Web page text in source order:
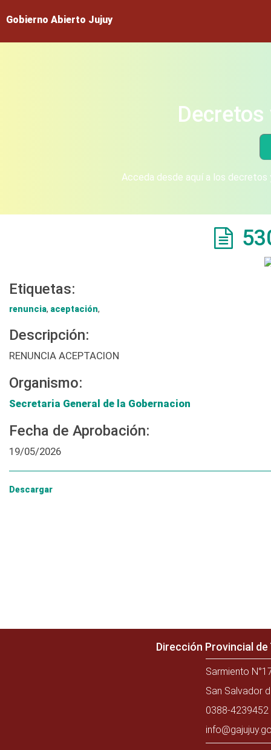
Gobierno Abierto Jujuy
Acceda desde aquí a los
Etiquetas:
renuncia, aceptación,
Descripción:
RENUNCIA ACEPTACION
Organismo:
Secretaria General de la Gobernacion
Fecha de Aprobación:
19/05/2026
Descargar
Dirección Provincial
Sarmiento
San Salvador
0388-